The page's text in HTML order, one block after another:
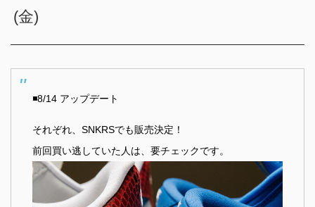
(金)
◾️8/14 アップデート
それぞれ、SNKRSでも販売決定！
前回買い逃していた人は、要チェックです。